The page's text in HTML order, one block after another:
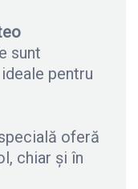
sunt
pentru
oferă
chiar și în